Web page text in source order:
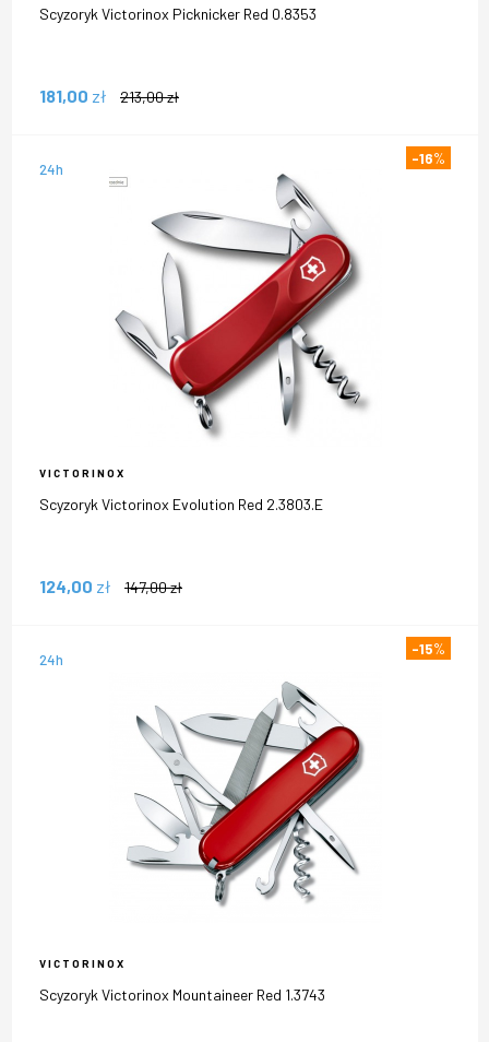
Scyzoryk Victorinox Picknicker Red 0.8353
181,00 zł 213,00zł
24h
-16%
VICTORINOX
Scyzoryk Victorinox Evolution Red 2.3803.E
124,00 zł 147,00zł
24h
-15%
VICTORINOX
Scyzoryk Victorinox Mountaineer Red 1.3743